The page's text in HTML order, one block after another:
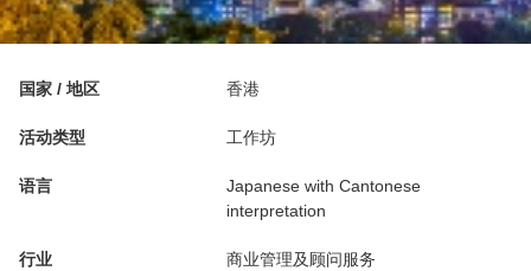
国家 / 地区 香港
活动类型 工作坊
语言
Japanese with Cantonese
interpretation
行业 商业管理及顾问服务